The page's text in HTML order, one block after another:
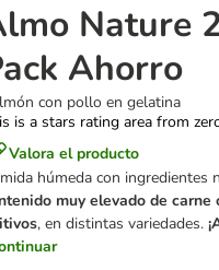
Nature
Ahorro
con pollo en gelatina
is a stars rating area from
Valora el producto
húmeda con ingredientes
muy elevado de carne
, en distintas variedades.